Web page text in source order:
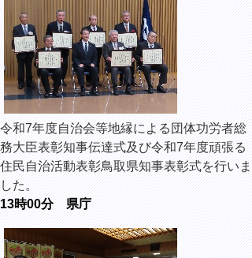
令和7年度自治会等地縁による団体功労者総
務大臣表彰知事伝達式及び令和7年度頑張る
住民自治活動表彰鳥取県知事表彰式を行いま
した。
13時00分 県庁